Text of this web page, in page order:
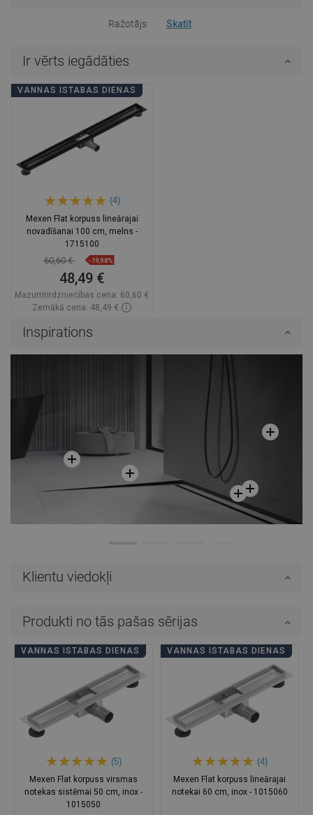
Ražotājs Skatīt
Ir vērts iegādāties
VANNAS ISTABAS DIENAS
(4)
Mexen Flat korpuss lineārajai
novadīšanai 100 cm, melns -
1715100
60,60 € -19,98%
48,49 €
Mazumtirdzniecības cena: 60,60 €
Zemākā cena: 48,49 €
Inspirations
Klientu viedokļi
Produkti no tās pašas sērijas
VANNAS ISTABAS DIENAS
(5)
Mexen Flat korpuss virsmas
notekas sistēmai 50 cm, inox -
1015050
VANNAS ISTABAS DIENAS
(4)
Mexen Flat korpuss lineārajai
notekai 60 cm, inox - 1015060